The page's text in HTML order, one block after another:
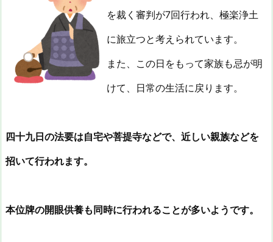
を裁く審判が7回行われ、極楽浄土
に旅立つと考えられています。
また、この日をもって家族も忌が明
けて、日常の生活に戻ります。
四十九日の法要は自宅や菩提寺などで、近しい親族などを
招いて行われます。
本位牌の開眼供養も同時に行われることが多いようです。